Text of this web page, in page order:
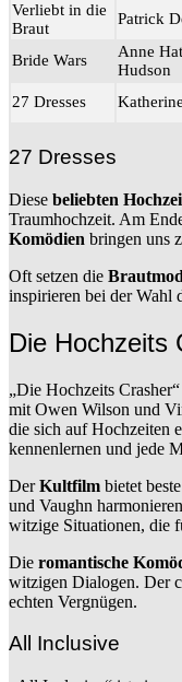
Verliebt in die
Braut
Patrick
Bride Wars
Anne
Hudson
27 Dresses
27 Dresses
Diese beliebten
Traumhochzeit. Am
Komödien bringen uns
Oft setzen die
inspirieren bei der Wahl
Die Hochzeits
„Die Hochzeits
mit Owen Wilson und
die sich auf Hochzeiten
kennenlernen und jede
DerKultfilm bietet
und Vaughn
witzige Situationen, die
Die romantische
witzigen Dialogen. Der
echten Vergnügen.
All Inclusive